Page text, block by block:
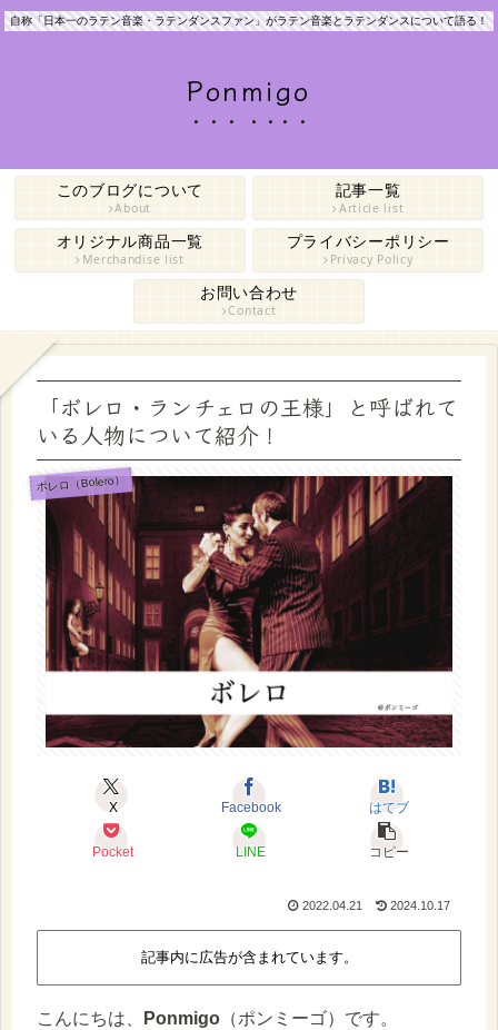
自称「日本一のラテン音楽・ラテンダンスファン」がラテン音楽とラテンダンスについて語る！
Ponmigo
このブログについて
About
記事一覧
Article list
オリジナル商品一覧
Merchandise list
プライバシーポリシー
Privacy Policy
お問い合わせ
Contact
「ボレロ・ランチェロの王様」と呼ばれて
いる人物について紹介！
ボレロ（Bolero）
X Facebook はてブ
Pocket LINE コピー
2022.04.21 2024.10.17
記事内に広告が含まれています。
こんにちは、 Ponmigo （ポンミーゴ）です。